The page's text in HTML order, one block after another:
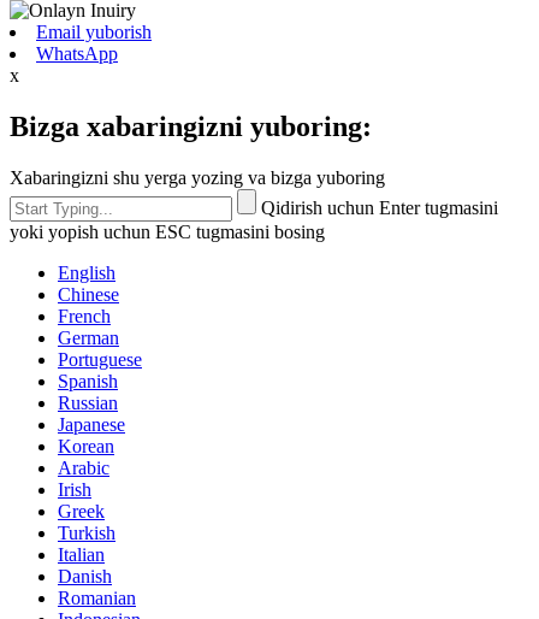
Email yuborish
WhatsApp
x
Bizga xabaringizni yuboring:
Xabaringizni shu yerga yozing va bizga yuboring
Qidirish uchun Enter tugmasini
yoki yopish uchun ESC tugmasini bosing
English
Chinese
French
German
Portuguese
Spanish
Russian
Japanese
Korean
Arabic
Irish
Greek
Turkish
Italian
Danish
Romanian